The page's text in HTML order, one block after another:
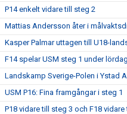
P14 enkelt vidare till steg 2
Mattias Andersson åter i
Kasper Palmar uttagen till U18-
F14 spelar USM steg 1 under
Landskamp Sverige-Polen i Ystad
USM P16: Fina framgångar i steg 1
P18 vidare till steg 3 och F18